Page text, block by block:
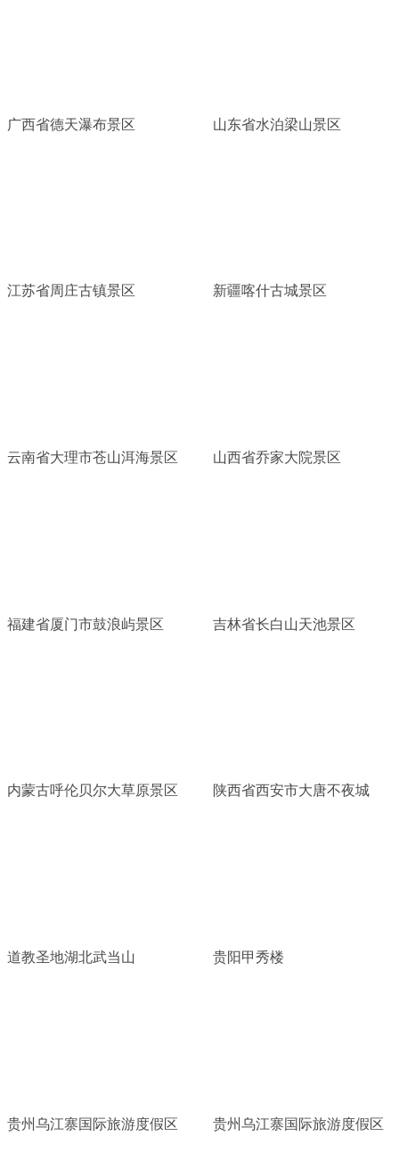
广西省德天瀑布景区 山东省水泊梁山景区
江苏省周庄古镇景区 新疆喀什古城景区
云南省大理市苍山洱海景区 山西省乔家大院景区
福建省厦门市鼓浪屿景区 吉林省长白山天池景区
内蒙古呼伦贝尔大草原景区 陕西省西安市大唐不夜城
道教圣地湖北武当山 贵阳甲秀楼
贵州乌江寨国际旅游度假区 贵州乌江寨国际旅游度假区